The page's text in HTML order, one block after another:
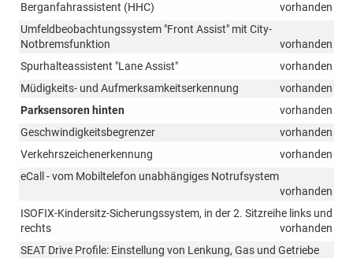
Berganfahrassistent (HHC)
vorhanden
Umfeldbeobachtungssystem "Front Assist" mit City-
Notbremsfunktion
vorhanden
Spurhalteassistent "Lane Assist"
vorhanden
Müdigkeits- und Aufmerksamkeitserkennung
vorhanden
Parksensoren hinten
vorhanden
Geschwindigkeitsbegrenzer
vorhanden
Verkehrszeichenerkennung
vorhanden
eCall - vom Mobiltelefon unabhängiges Notrufsystem
vorhanden
ISOFIX-Kindersitz-Sicherungssystem, in der 2. Sitzreihe links und
rechts
vorhanden
SEAT Drive Profile: Einstellung von Lenkung, Gas und Getriebe